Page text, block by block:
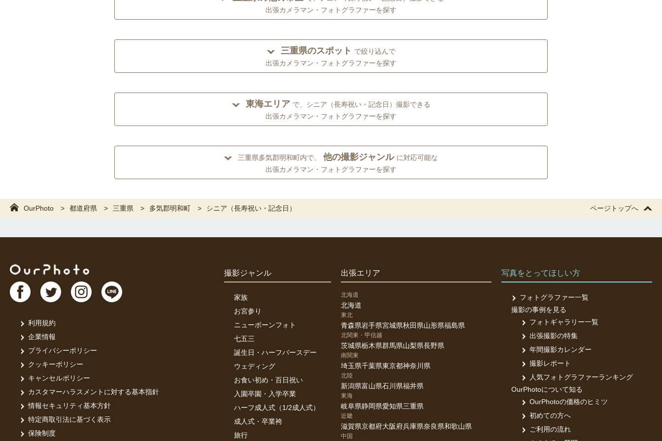
出張カメラマン・フォトグラファーを探す
三重県のスポット で絞り込んで
出張カメラマン・フォトグラファーを探す
東海エリア で、シニア（長寿祝い・記念日）撮影できる
出張カメラマン・フォトグラファーを探す
三重県多気郡明和町内で、 他の撮影ジャンル に対応可能な
出張カメラマン・フォトグラファーを探す
OurPhoto 都道府県 三重県 多気郡明和町 シニア（長寿祝い・記念日） ページトップへ
利用規約
企業情報
プライバシーポリシー
クッキーポリシー
キャンセルポリシー
カスタマーハラスメントに対する基本指針
情報セキュリティ基本方針
特定商取引法に基づく表示
保険制度
撮影ジャンル
家族
お宮参り
ニューボーンフォト
七五三
誕生日・ハーフバースデー
ウェディング
お食い初め・百日祝い
入園卒園・入学卒業
ハーフ成人式（1/2成人式）
成人式・卒業袴
旅行
出張エリア
北海道
北海道
東北
青森県岩手県宮城県秋田県山形県福島県
北関東・甲信越
茨城県栃木県群馬県山梨県長野県
南関東
埼玉県千葉県東京都神奈川県
北陸
新潟県富山県石川県福井県
東海
岐阜県静岡県愛知県三重県
近畿
滋賀県京都府大阪府兵庫県奈良県和歌山県
中国
写真をとってほしい方
フォトグラファー一覧
撮影の事例を見る
フォトギャラリー一覧
出張撮影の特集
年間撮影カレンダー
撮影レポート
人気フォトグラファーランキング
OurPhotoについて知る
OurPhotoの価格のヒミツ
初めての方へ
ご利用の流れ